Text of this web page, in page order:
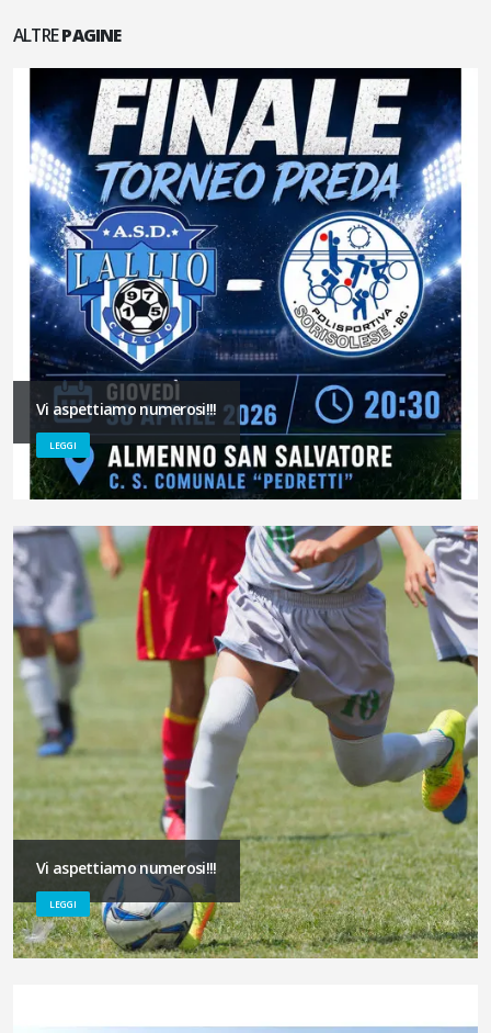
ALTREPAGINE
Vi aspettiamo numerosi!!!
LEGGI
Vi aspettiamo numerosi!!!
LEGGI